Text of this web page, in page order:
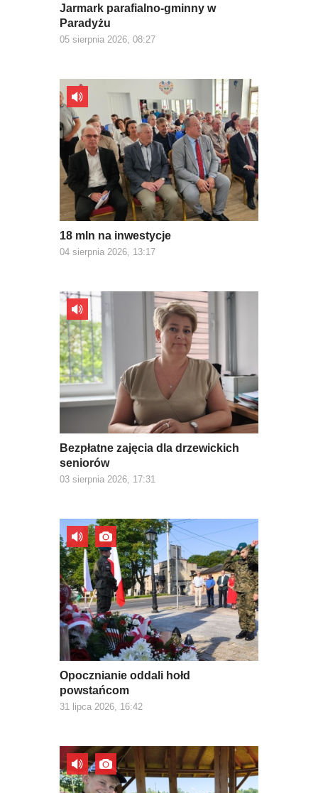
Jarmark parafialno-gminny w
Paradyżu
05 sierpnia 2026, 08:27
18 mln na inwestycje
04 sierpnia 2026, 13:17
Bezpłatne zajęcia dla drzewickich
seniorów
03 sierpnia 2026, 17:31
Opocznianie oddali hołd
powstańcom
31 lipca 2026, 16:42